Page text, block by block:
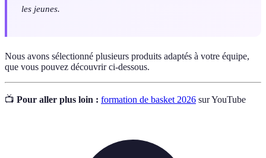
les jeunes.
Nous avons sélectionné plusieurs produits adaptés à votre équipe,
que vous pouvez découvrir ci-dessous.
📺 Pour aller plus loin : formation de basket 2026 sur YouTube